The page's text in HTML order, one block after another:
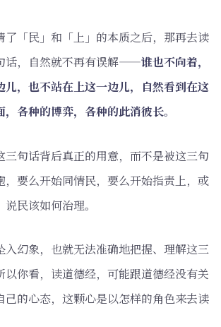
了「民」和「上」的本质之后，那再去读
话，自然就不再有误解——谁也不向着，
儿，也不站在上这一边儿，自然看到在这
各种的博弈，各种的此消彼长。
三句话背后真正的用意，而不是被这三句
，要么开始同情民，要么开始指责上，或
民该如何治理。
入幻象，也就无法准确地把握、理解这三
以你看，读道德经，可能跟道德经没有关
己的心态，这颗心是以怎样的角色来去读